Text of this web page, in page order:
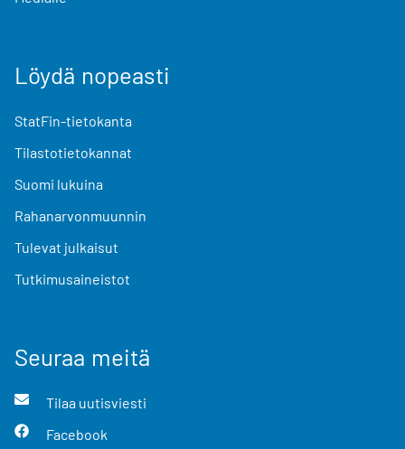
Löydä nopeasti
StatFin-tietokanta
Tilastotietokannat
Suomi lukuina
Rahanarvonmuunnin
Tulevat julkaisut
Tutkimusaineistot
Seuraa meitä
Tilaa uutisviesti
Facebook